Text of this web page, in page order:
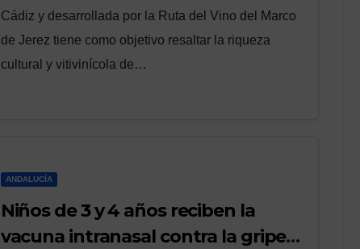
Cádiz y desarrollada por la Ruta del Vino del Marco
de Jerez tiene como objetivo resaltar la riqueza
cultural y vitivinícola de…
ANDALUCÍA
Niños de 3 y 4 años reciben la
vacuna intranasal contra la gripe